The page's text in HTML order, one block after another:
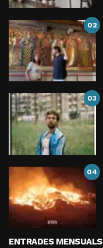
02
03
04
ENTRADES MENSUALS